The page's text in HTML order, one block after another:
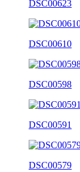
DSC00623
DSC00610
DSC00598
DSC00591
DSC00579